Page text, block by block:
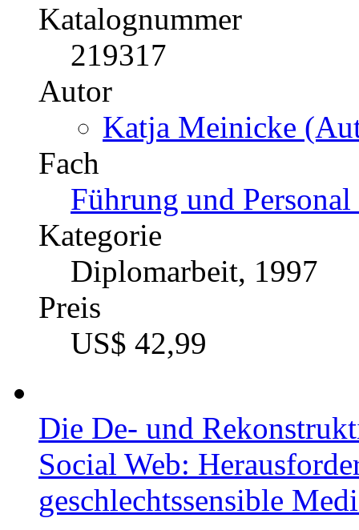
Katalognummer
219317
Autor
Katja Meinicke
Fach
Führung und
Kategorie
Diplomarbeit, 1997
Preis
US$ 42,99
Die De- und
Social Web:
geschlechtssensible